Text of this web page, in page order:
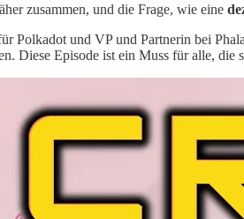
zusammen, und die Frage, wie eine
Polkadot und VP und Partnerin bei
Diese Episode ist ein Muss für alle, die